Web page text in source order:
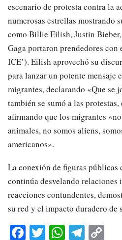
escenario de protesta contra la
numerosas estrellas mostrando
como Billie Eilish, Justin
Gaga portaron prendedores con
ICE’). Eilish aprovechó su
para lanzar un potente mensaje
migrantes, declarando «Que se
también se sumó a las
afirmando que los migrantes
animales, no somos aliens,
americanos».
La conexión de figuras públicas
continúa desvelando relaciones
reacciones contundentes,
su red y el impacto duradero de
Fa T W Te